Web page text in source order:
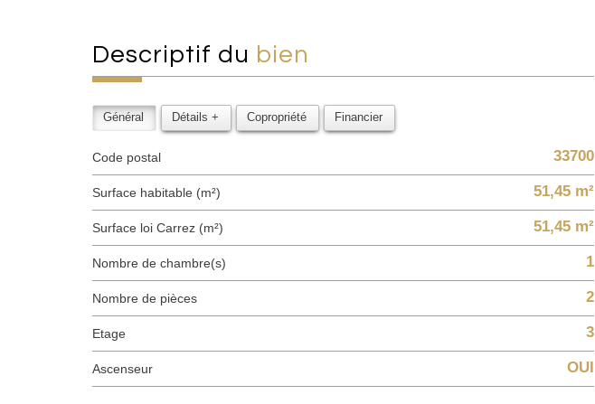
descriptif du bien
Général Détails + Copropriété Financier
Code postal 33700
Surface habitable (m²) 51,45 m²
Surface loi Carrez (m²) 51,45 m²
Nombre de chambre(s) 1
Nombre de pièces 2
Etage 3
Ascenseur OUI